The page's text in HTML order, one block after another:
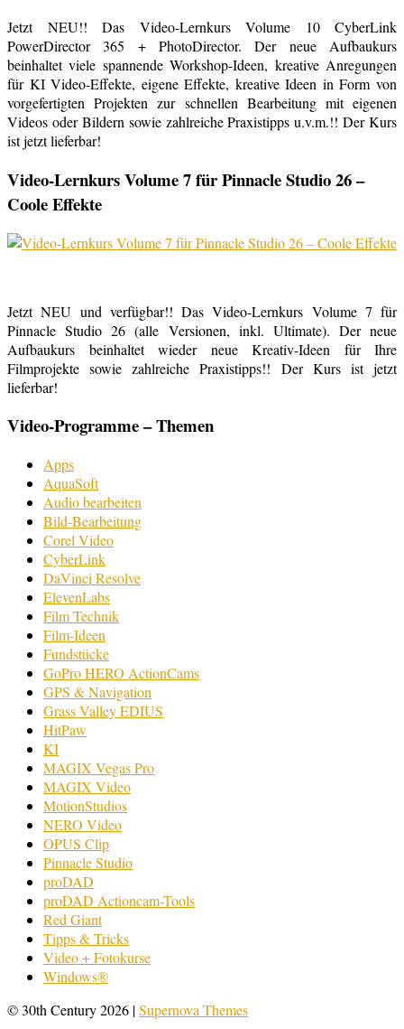
Jetzt NEU!! Das Video-Lernkurs Volume 10 CyberLink
PowerDirector 365 + PhotoDirector. Der neue Aufbaukurs
beinhaltet viele spannende Workshop-Ideen, kreative Anregungen
für KI Video-Effekte, eigene Effekte, kreative Ideen in Form von
vorgefertigten Projekten zur schnellen Bearbeitung mit eigenen
Videos oder Bildern sowie zahlreiche Praxistipps u.v.m.!! Der Kurs
ist jetzt lieferbar!
Video-Lernkurs Volume 7 für Pinnacle Studio 26 –
Coole Effekte
Jetzt NEU und verfügbar!! Das Video-Lernkurs Volume 7 für
Pinnacle Studio 26 (alle Versionen, inkl. Ultimate). Der neue
Aufbaukurs beinhaltet wieder neue Kreativ-Ideen für Ihre
Filmprojekte sowie zahlreiche Praxistipps!! Der Kurs ist jetzt
lieferbar!
Video-Programme – Themen
Apps
AquaSoft
Audio bearbeiten
Bild-Bearbeitung
Corel Video
CyberLink
DaVinci Resolve
ElevenLabs
Film Technik
Film-Ideen
Fundstücke
GoPro HERO ActionCams
GPS & Navigation
Grass Valley EDIUS
HitPaw
KI
MAGIX Vegas Pro
MAGIX Video
MotionStudios
NERO Video
OPUS Clip
Pinnacle Studio
proDAD
proDAD Actioncam-Tools
Red Giant
Tipps & Tricks
Video + Fotokurse
Windows®
© 30th Century 2026 |Supernova Themes